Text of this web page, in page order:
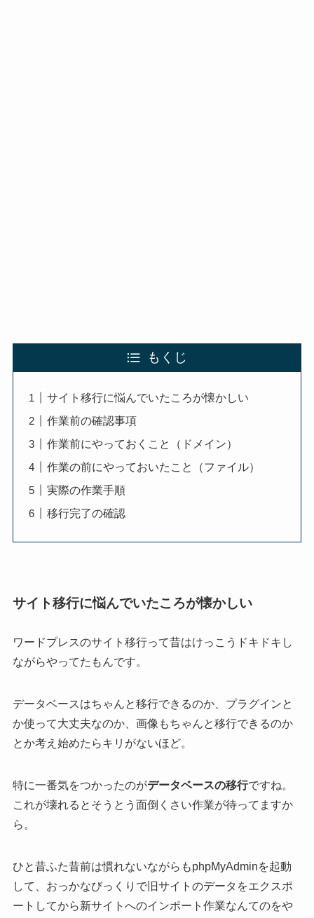
もくじ
サイト移行に悩んでいたころが懐かしい
作業前の確認事項
作業前にやっておくこと（ドメイン）
作業の前にやっておいたこと（ファイル）
実際の作業手順
移行完了の確認
サイト移行に悩んでいたころが懐かしい
ワードプレスのサイト移行って昔はけっこうドキドキし
ながらやってたもんです。
データベースはちゃんと移行できるのか、プラグインと
か使って大丈夫なのか、画像もちゃんと移行できるのか
とか考え始めたらキリがないほど。
特に一番気をつかったのがデータベースの移行ですね。
これが壊れるとそうとう面倒くさい作業が待ってますか
ら。
ひと昔ふた昔前は慣れないながらもphpMyAdminを起動
して、おっかなびっくりで旧サイトのデータをエクスポ
ートしてから新サイトへのインポート作業なんてのをや